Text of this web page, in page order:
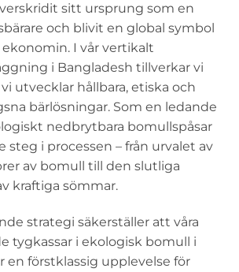
sitt ursprung som en
och blivit en global symbol
I vår vertikalt
i Bangladesh tillverkar vi
utvecklar hållbara, etiska och
bärlösningar. Som en ledande
nedbrytbara bomullspåsar
steg i processen – från urvalet av
av bomull till den slutliga
kraftiga sömmar.
strategi säkerställer att våra
tygkassar i ekologisk bomull i
en förstklassig upplevelse för